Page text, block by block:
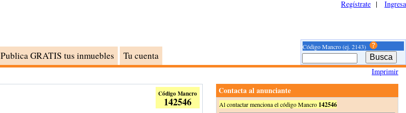
Publica GRATIS tus inmuebles Tu cuenta
Regístrate | Ingresa
Código Mancro (ej. 2143)
Imprimir
Código Mancro
142546
Contacta al anunciante
Al contactar menciona el código Mancro 142546